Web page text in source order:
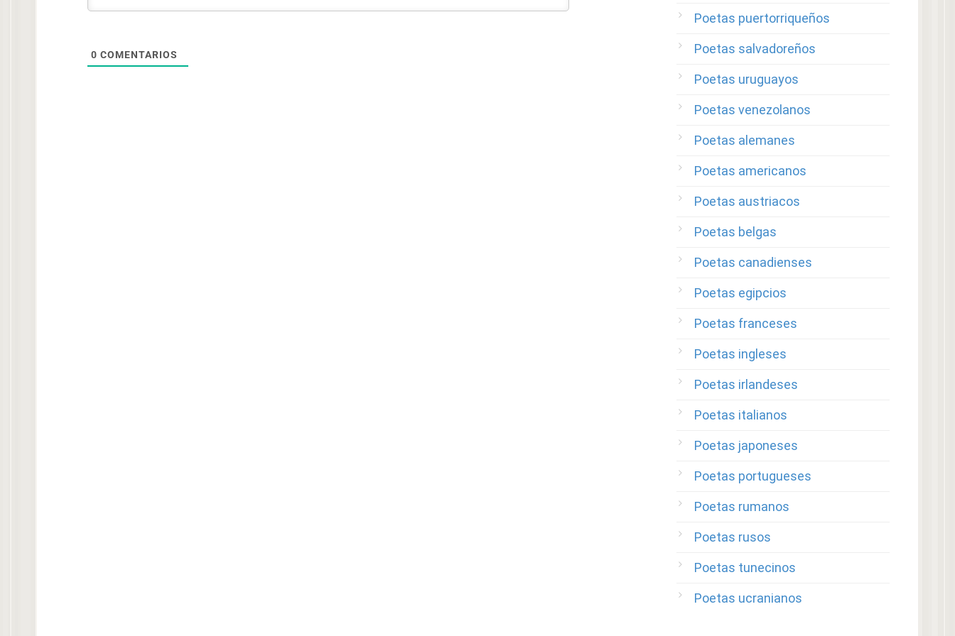
0 COMENTARIOS
Poetas puertorriqueños
Poetas salvadoreños
Poetas uruguayos
Poetas venezolanos
Poetas alemanes
Poetas americanos
Poetas austriacos
Poetas belgas
Poetas canadienses
Poetas egipcios
Poetas franceses
Poetas ingleses
Poetas irlandeses
Poetas italianos
Poetas japoneses
Poetas portugueses
Poetas rumanos
Poetas rusos
Poetas tunecinos
Poetas ucranianos